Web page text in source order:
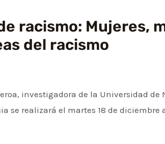
racismo: Mujeres,
del racismo
investigadora de la Universidad
se realizará el martes 18 de diciembre